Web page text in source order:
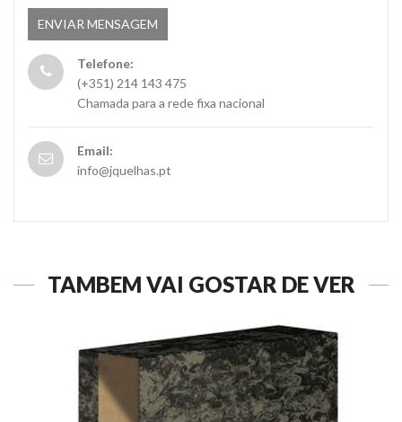
Telefone:
(+351) 214 143 475
Chamada para a rede fixa nacional
Email:
info@jquelhas.pt
TAMBÉM VAI GOSTAR DE VER